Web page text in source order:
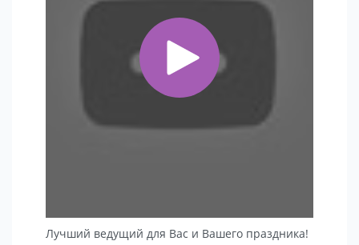
Лучший ведущий для Вас и Вашего праздника!